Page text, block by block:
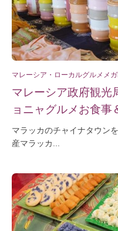
マレーシア・ローカルグルメメガ
マレーシア政府観光
ョニャグルメお食事
マラッカのチャイナタウン
産マラッカ...